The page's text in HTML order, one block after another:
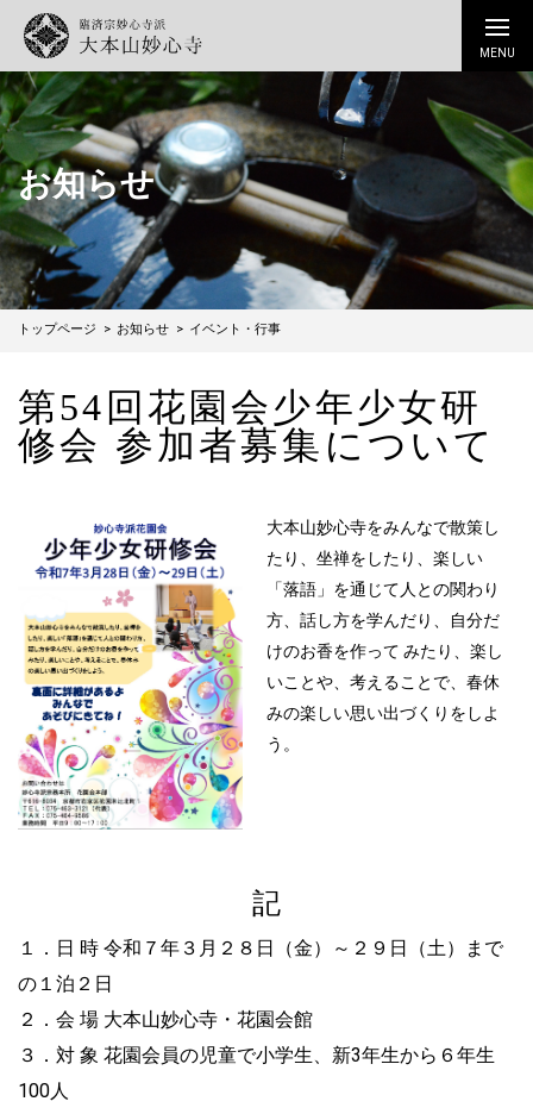
お知らせ
トップページ お知らせ イベント・行事
第54回花園会少年少女研
修会 参加者募集について
大本山妙心寺をみんなで散策し
たり、坐禅をしたり、楽しい
「落語」を通じて人との関わり
方、話し方を学んだり、自分だ
けのお香を作って みたり、楽し
いことや、考えることで、春休
みの楽しい思い出づくりをしよ
う。
記
１．日 時 令和７年３月２８日（金）～２９日（土）まで
の１泊２日
２．会 場 大本山妙心寺・花園会館
３．対 象 花園会員の児童で小学生、新3年生から６年生
100人